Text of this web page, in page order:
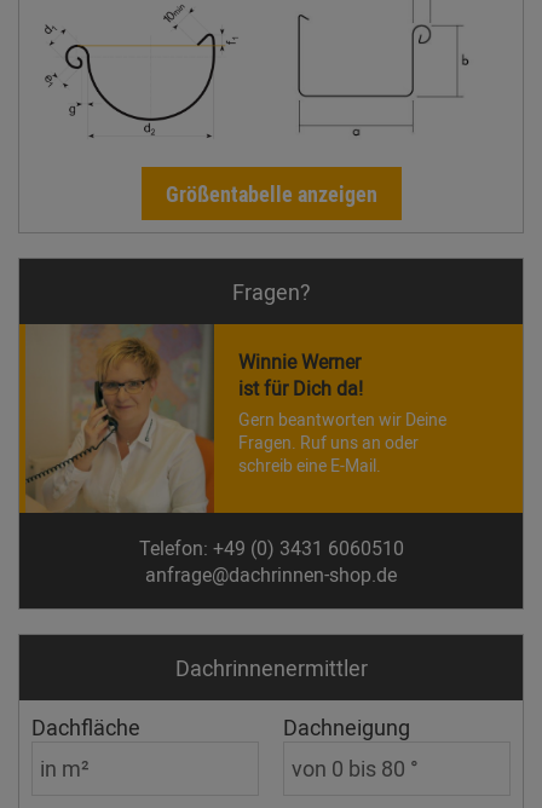
Größentabelle anzeigen
Fragen?
Winnie Werner
ist für Dich da!
Gern beantworten wir Deine
Fragen. Ruf uns an oder
schreib eine E-Mail.
Telefon: +49 (0) 3431 6060510
anfrage@dachrinnen-shop.de
Dachrinnen­ermittler
Dachfläche Dachneigung